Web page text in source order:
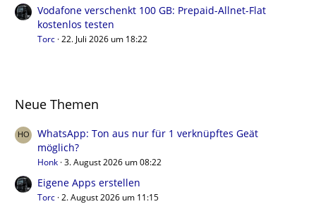
Vodafone verschenkt 100 GB: Prepaid-Allnet-Flat
kostenlos testen
Torc 22. Juli 2026 um 18:22
Neue Themen
WhatsApp: Ton aus nur für 1 verknüpftes Geät
möglich?
Honk 3. August 2026 um 08:22
Eigene Apps erstellen
Torc 2. August 2026 um 11:15